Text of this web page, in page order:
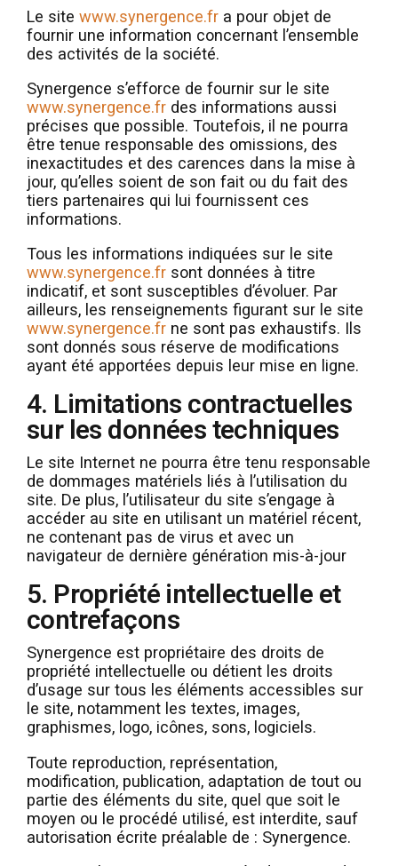
Le site www.synergence.fr a pour objet de
fournir une information concernant l’ensemble
des activités de la société.
Synergence s’efforce de fournir sur le site
www.synergence.fr des informations aussi
précises que possible. Toutefois, il ne pourra
être tenue responsable des omissions, des
inexactitudes et des carences dans la mise à
jour, qu’elles soient de son fait ou du fait des
tiers partenaires qui lui fournissent ces
informations.
Tous les informations indiquées sur le site
www.synergence.fr sont données à titre
indicatif, et sont susceptibles d’évoluer. Par
ailleurs, les renseignements figurant sur le site
www.synergence.fr ne sont pas exhaustifs. Ils
sont donnés sous réserve de modifications
ayant été apportées depuis leur mise en ligne.
4. Limitations contractuelles
sur les données techniques
Le site Internet ne pourra être tenu responsable
de dommages matériels liés à l’utilisation du
site. De plus, l’utilisateur du site s’engage à
accéder au site en utilisant un matériel récent,
ne contenant pas de virus et avec un
navigateur de dernière génération mis-à-jour
5. Propriété intellectuelle et
contrefaçons
Synergence est propriétaire des droits de
propriété intellectuelle ou détient les droits
d’usage sur tous les éléments accessibles sur
le site, notamment les textes, images,
graphismes, logo, icônes, sons, logiciels.
Toute reproduction, représentation,
modification, publication, adaptation de tout ou
partie des éléments du site, quel que soit le
moyen ou le procédé utilisé, est interdite, sauf
autorisation écrite préalable de : Synergence.